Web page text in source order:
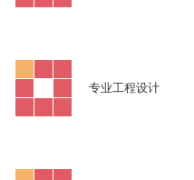
专业工程设计